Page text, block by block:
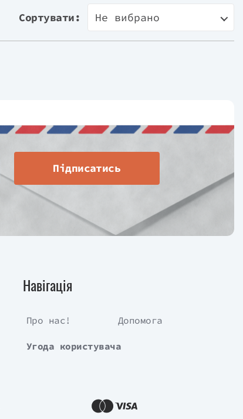
Сортувати: Не вибрано
Підписатись
Навігація
Про нас! Допомога
Угода користувача